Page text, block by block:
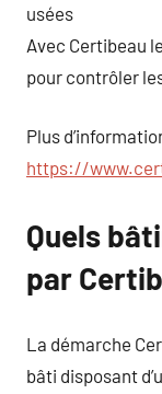
usées
Avec Certibeau
pour contrôler
Plus
https://
Quels
par
La démarche
bâti disposant